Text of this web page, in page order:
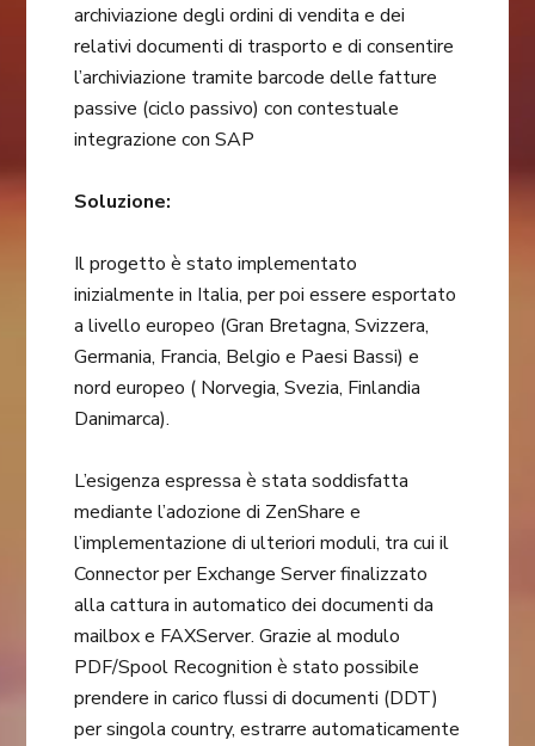
archiviazione degli ordini di vendita e dei
relativi documenti di trasporto e di consentire
l’archiviazione tramite barcode delle fatture
passive (ciclo passivo) con contestuale
integrazione con SAP
Soluzione:
Il progetto è stato implementato
inizialmente in Italia, per poi essere esportato
a livello europeo (Gran Bretagna, Svizzera,
Germania, Francia, Belgio e Paesi Bassi) e
nord europeo ( Norvegia, Svezia, Finlandia
Danimarca).
L’esigenza espressa è stata soddisfatta
mediante l’adozione di ZenShare e
l’implementazione di ulteriori moduli, tra cui il
Connector per Exchange Server finalizzato
alla cattura in automatico dei documenti da
mailbox e FAXServer. Grazie al modulo
PDF/Spool Recognition è stato possibile
prendere in carico flussi di documenti (DDT)
per singola country, estrarre automaticamente